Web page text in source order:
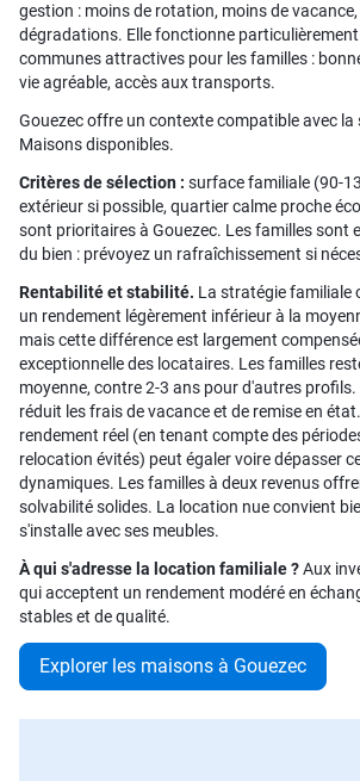
gestion : moins de rotation, moins de
dégradations. Elle fonctionne
communes attractives pour les familles :
vie agréable, accès aux transports.
Gouezec offre un contexte compatible avec
Maisons disponibles.
Critères de sélection : surface familiale (90-
extérieur si possible, quartier calme proche
sont prioritaires à Gouezec. Les familles sont
du bien : prévoyez un rafraîchissement si
Rentabilité et stabilité. La stratégie familiale
un rendement légèrement inférieur à la
mais cette différence est largement
exceptionnelle des locataires. Les familles
moyenne, contre 2-3 ans pour d'autres
réduit les frais de vacance et de remise en
rendement réel (en tenant compte des
relocation évités) peut égaler voire dépasser
dynamiques. Les familles à deux revenus
solvabilité solides. La location nue convient
s'installe avec ses meubles.
À qui s'adresse la location familiale ?Aux
qui acceptent un rendement modéré en
stables et de qualité.
Explorer les maisons à Gouezec